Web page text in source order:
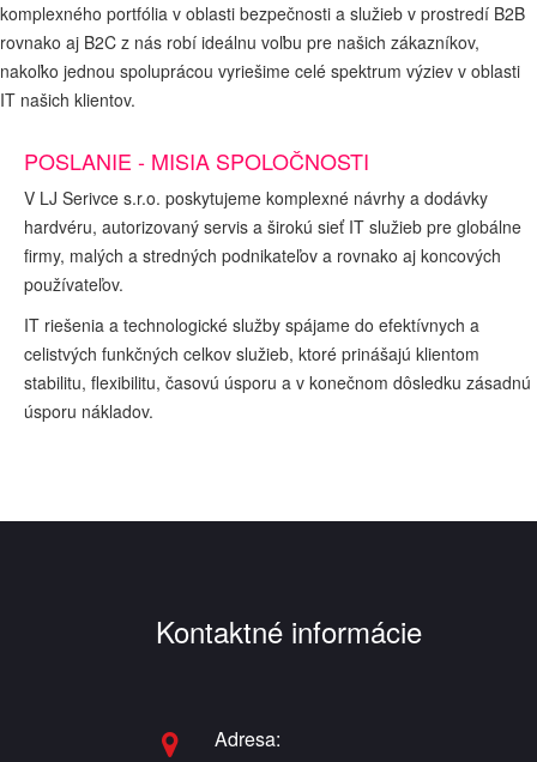
komplexného portfólia v oblasti bezpečnosti a služieb v prostredí B2B
rovnako aj B2C z nás robí ideálnu voľbu pre našich zákazníkov,
nakoľko jednou spoluprácou vyriešime celé spektrum výziev v oblasti
IT našich klientov.
POSLANIE - MISIA SPOLOČNOSTI
V LJ Serivce s.r.o. poskytujeme komplexné návrhy a dodávky
hardvéru, autorizovaný servis a širokú sieť IT služieb pre globálne
firmy, malých a stredných podnikateľov a rovnako aj koncových
používateľov.
IT riešenia a technologické služby spájame do efektívnych a
celistvých funkčných celkov služieb, ktoré prinášajú klientom
stabilitu, flexibilitu, časovú úsporu a v konečnom dôsledku zásadnú
úsporu nákladov.
Kontaktné informácie
Adresa: